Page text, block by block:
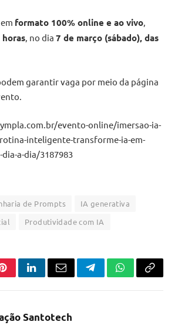
formato 100% online e ao vivo
horas , no dia 7 de março (sábado), das
garantir vaga por meio da página
evento-online/imersao-ia-
inteligente-transforme-ia-em-
a-dia/3187983
de Prompts
IA generativa
Produtividade com IA
PinterestLinkedInEmail TelegramWhatsApp
Copiar
Santotech